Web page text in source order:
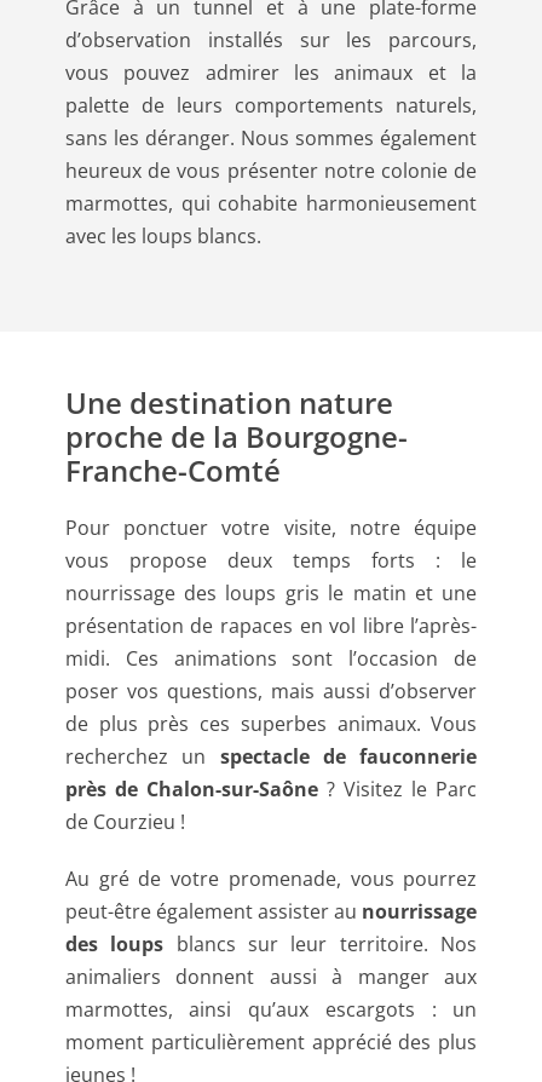
Grâce à un tunnel et à une plate-forme
d’observation installés sur les parcours,
vous pouvez admirer les animaux et la
palette de leurs comportements naturels,
sans les déranger. Nous sommes également
heureux de vous présenter notre colonie de
marmottes, qui cohabite harmonieusement
avec les loups blancs.
Une destination nature
proche de la Bourgogne-
Franche-Comté
Pour ponctuer votre visite, notre équipe
vous propose deux temps forts : le
nourrissage des loups gris le matin et une
présentation de rapaces en vol libre l’après-
midi. Ces animations sont l’occasion de
poser vos questions, mais aussi d’observer
de plus près ces superbes animaux. Vous
recherchez un spectacle de fauconnerie
près de Chalon-sur-Saône? Visitez le Parc
de Courzieu !
Au gré de votre promenade, vous pourrez
peut-être également assister au nourrissage
des loups blancs sur leur territoire. Nos
animaliers donnent aussi à manger aux
marmottes, ainsi qu’aux escargots : un
moment particulièrement apprécié des plus
jeunes !